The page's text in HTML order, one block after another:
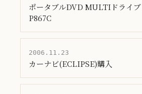
ポータブルDVD MULTIドライ
P867C
2006.11.23
カーナビ(ECLIPSE)購入